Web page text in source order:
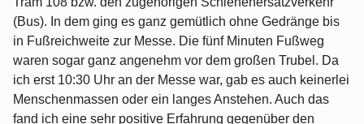
(Bus). In dem ging es ganz gemütlich ohne Gedränge bis
in Fußreichweite zur Messe. Die fünf Minuten Fußweg
waren sogar ganz angenehm vor dem großen Trubel. Da
ich erst 10:30 Uhr an der Messe war, gab es auch keinerlei
Menschenmassen oder ein langes Anstehen. Auch das
fand ich eine sehr positive Erfahrung gegenüber den